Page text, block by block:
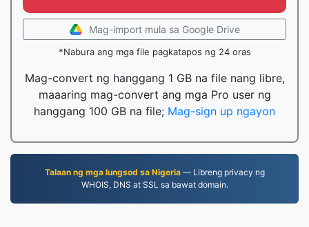
Mag-import mula sa Google Drive
*Nabura ang mga file pagkatapos ng 24 oras
Mag-convert ng hanggang 1 GB na file nang libre,
maaaring mag-convert ang mga Pro user ng
hanggang 100 GB na file; Mag-sign up ngayon
Talaan ng mga lungsod sa Nigeria— Libreng privacy ng
WHOIS, DNS at SSL sa bawat domain.